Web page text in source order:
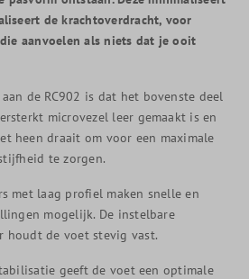
de krachtoverdracht, voor
aanvoelen als niets dat je ooit
de RC902 is dat het bovenste deel
microvezel leer gemaakt is en
heen draait om voor een maximale
te zorgen.
met laag profiel maken snelle en
mogelijk. De instelbare
houdt de voet stevig vast.
geeft de voet een optimale